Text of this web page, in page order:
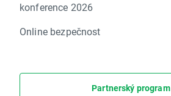
konference 2026
Online bezpečnost
Partnerský program